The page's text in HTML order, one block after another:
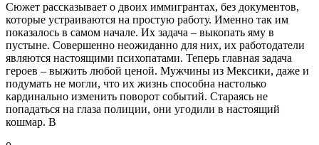
Сюжет рассказывает о двоих иммигрантах, без документов,
которые устраиваются на простую работу. Именно так им
показалось в самом начале. Их задача – выкопать яму в
пустыне. Совершенно неожиданно для них, их работодатели
являются настоящими психопатами. Теперь главная задача
героев – выжить любой ценой. Мужчины из Мексики, даже и
подумать не могли, что их жизнь способна настолько
кардинально изменить поворот событий. Стараясь не
попадаться на глаза полиции, они угодили в настоящий
кошмар. В